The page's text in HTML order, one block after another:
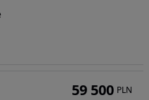
59 500 PLN